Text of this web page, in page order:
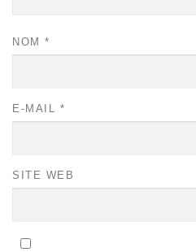
NOM *
E-MAIL *
SITE WEB